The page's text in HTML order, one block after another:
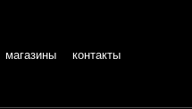
магазины контакты